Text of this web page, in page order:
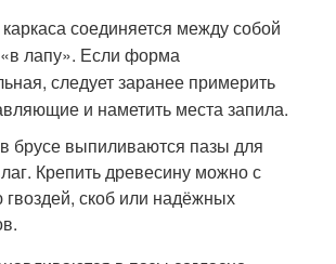
соединяется между собой
лапу». Если форма
следует заранее примерить
и наметить места запила.
брусе выпиливаются пазы для
Крепить древесину можно с
скоб или надёжных